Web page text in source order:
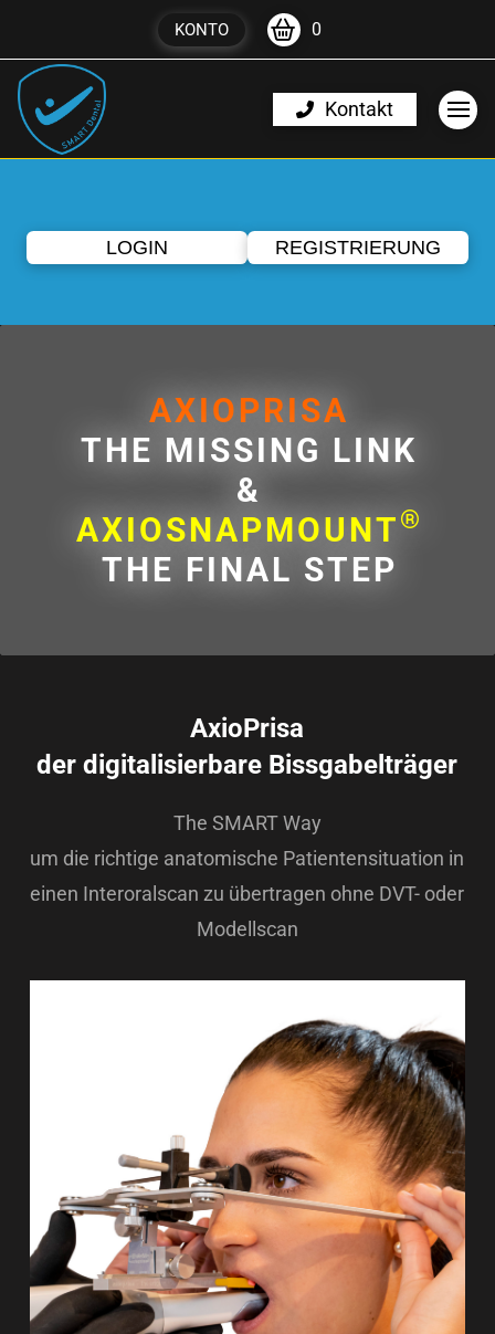
KONTO 0
Kontakt
LOGIN REGISTRIERUNG
AXIOPRISA
THE MISSING LINK
&
AXIOSNAPMOUNT®
THE FINAL STEP
AxioPrisa
der digitalisierbare Bissgabelträger
The SMART Way
um die richtige anatomische Patientensituation in
einen Interoralscan zu übertragen ohne DVT- oder
Modellscan